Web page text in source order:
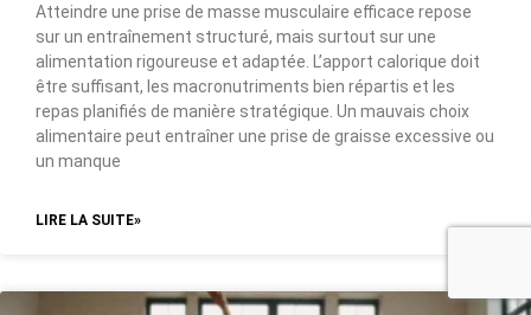
Atteindre une prise de masse musculaire efficace repose
sur un entraînement structuré, mais surtout sur une
alimentation rigoureuse et adaptée. L’apport calorique doit
être suffisant, les macronutriments bien répartis et les
repas planifiés de manière stratégique. Un mauvais choix
alimentaire peut entraîner une prise de graisse excessive ou
un manque
LIRE LA SUITE»